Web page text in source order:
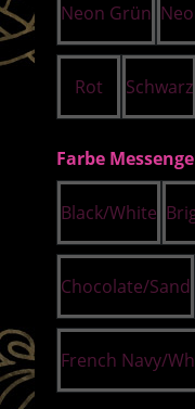
Neon Grün
Rot Schwarz
Farbe
Black/White
Chocolate/Sand
French Navy/